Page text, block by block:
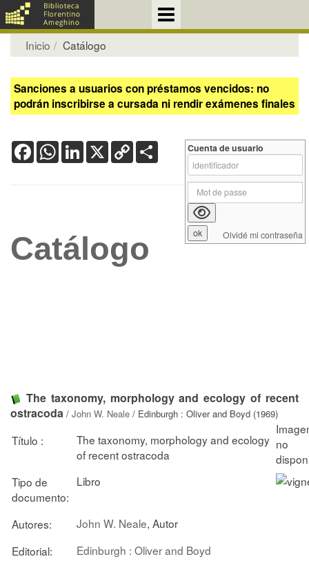
Inicio Catálogo
Sanciones a usuarios con préstamos vencidos: no
podrán inscribirse a cursada ni rendir exámenes finales
FacebookWhatsApp
LinkedIn
X Copy
Link
Catálogo
The taxonomy, morphology and ecology of recent
ostracoda / John W. Neale / Edinburgh : Oliver and Boyd (1969)
Título :
The taxonomy, morphology and ecology
of recent ostracoda
Tipo de
documento:
Libro
Autores: John W. Neale, Autor
Editorial:
Edinburgh : Oliver and Boyd
Cuenta de usuario
Olvidé mi contraseña